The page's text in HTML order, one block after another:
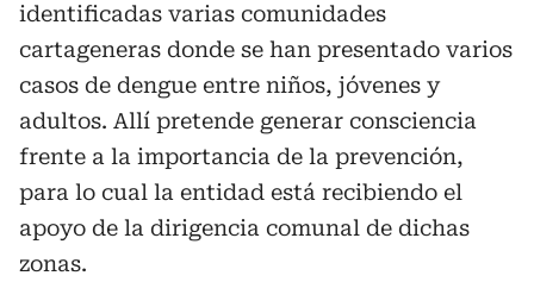
identificadas varias comunidades
cartageneras donde se han presentado varios
casos de dengue entre niños, jóvenes y
adultos. Allí pretende generar consciencia
frente a la importancia de la prevención,
para lo cual la entidad está recibiendo el
apoyo de la dirigencia comunal de dichas
zonas.